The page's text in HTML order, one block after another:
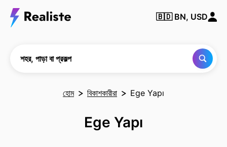
🇧🇩 BN, USD
শহর, পাড়া বা প্রকল্প
হোম বিকাশকারীরা Ege Yapı
Ege Yapı